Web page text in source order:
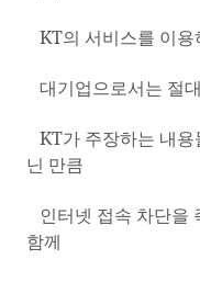
KT의 서비스를 이
대기업으로서는 절
KT가 주장하는 내용
닌 만큼
인터넷 접속 차단을
함께